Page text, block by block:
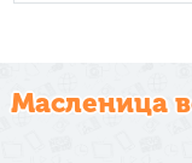
Масленица